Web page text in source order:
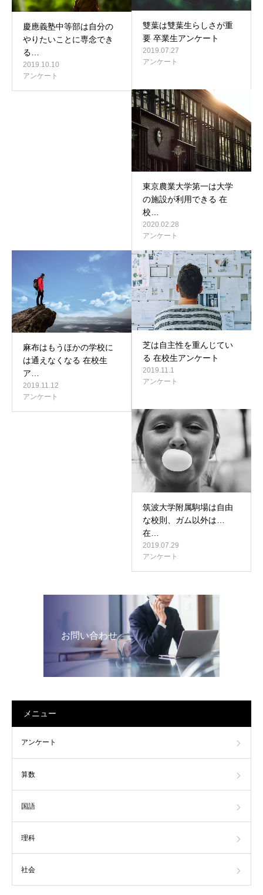
慶應義塾中等部は自分の
やりたいことに専念でき
る…
2019.10.10
アンケート
雙葉は雙葉生らしさが重
要 卒業生アンケート
2019.07.27
アンケート
東京農業大学第一は大学
の施設が利用できる 在
校…
2020.02.28
アンケート
麻布はもうほかの学校に
は通えなくなる 在校生
ア…
2019.11.12
アンケート
芝は自主性を重んじてい
る 在校生アンケート
2019.11.1
アンケート
筑波大学附属駒場は自由
な校則、ガム以外は…
在…
2019.07.29
アンケート
お問い合わせ
メニュー
アンケート
算数
国語
理科
社会